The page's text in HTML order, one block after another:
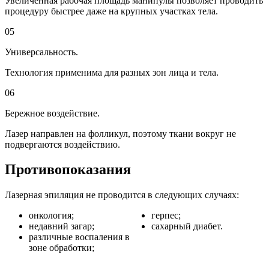
процедуру быстрее даже на крупных участках тела.
05
Универсальность.
Технология применима для разных зон лица и тела.
06
Бережное воздействие.
Лазер направлен на фолликул, поэтому ткани вокруг не
подвергаются воздействию.
Противопоказания
Лазерная эпиляция не проводится в следующих случаях:
онкология;
недавний загар;
различные воспаления в
зоне обработки;
герпес;
сахарный диабет.